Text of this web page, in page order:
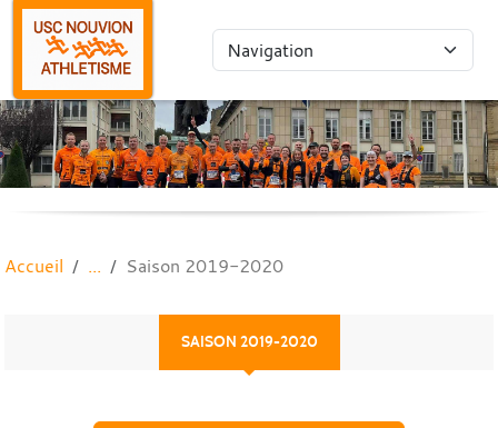
Accueil Saison 2019-2020
SAISON 2019-2020
Panneau de gestion des cookies